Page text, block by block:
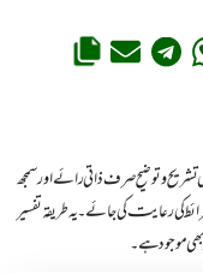
تشریح و توضیح صرف ذاتی رائے اور سمجھ
کی رعایت کی جائے۔ یہ طریقہ تفسیر
موجود ہے۔